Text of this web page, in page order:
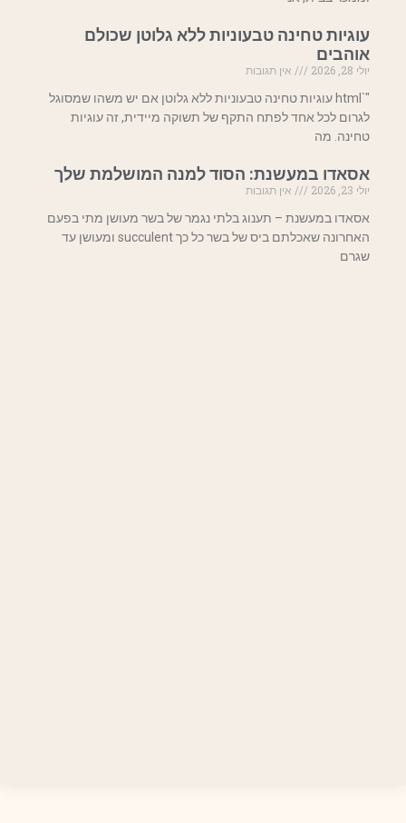
עוגיות טחינה טבעוניות ללא גלוטן שכולם
אוהבים
יולי 28, 2026
אין תגובות
"`html עוגיות טחינה טבעוניות ללא גלוטן אם יש משהו שמסוגל
לגרום לכל אחד לפתח התקף של תשוקה מיידית, זה עוגיות
טחינה. מה
אסאדו במעשנת: הסוד למנה המושלמת שלך
יולי 23, 2026
אין תגובות
אסאדו במעשנת – תענוג בלתי נגמר של בשר מעושן מתי בפעם
האחרונה שאכלתם ביס של בשר כל כך succulent ומעושן עד
שגרם